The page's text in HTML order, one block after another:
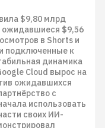
$9,80 млрд
ожидавшиеся $9,56
в Shorts и
подключенные к
динамика
Cloud вырос на
ожидавшихся
с
использовать
своих ИИ-